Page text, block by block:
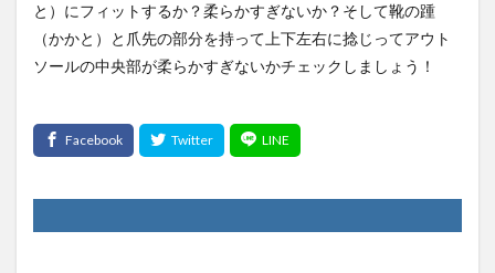
と）にフィットするか？柔らかすぎないか？そして靴の踵
（かかと）と爪先の部分を持って上下左右に捻じってアウト
ソールの中央部が柔らかすぎないかチェックしましょう！